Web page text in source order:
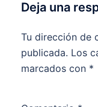
Deja una
Tu dirección de
publicada. Los
marcados con *